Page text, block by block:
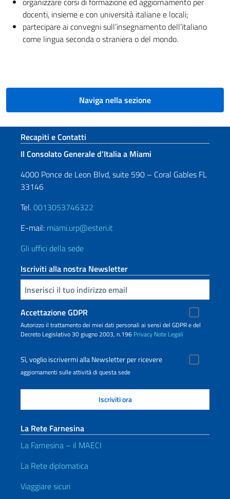
docenti, insieme e con università italiane e locali;
partecipare ai convegni sull’insegnamento dell’italiano
come lingua seconda o straniera o del mondo.
Naviga nella sezione
Sezione footer
Recapiti e Contatti
Il Consolato Generale d’Italia a Miami
4000 Ponce de Leon Blvd, suite 590 – Coral Gables FL
33146
Tel.0013053746322
E-mail: miami.urp@esteri.it
Gli uffici della sede
Iscriviti alla nostra Newsletter
Inserisci la tua email
Accettazione GDPR
Autorizzo il trattamento dei miei dati personali ai sensi del GDPR e del
Decreto Legislativo 30 giugno 2003, n.196 Privacy Note Legali
Sì, voglio iscrivermi alla Newsletter per ricevere
aggiornamenti sulle attività di questa sede
La Rete Farnesina
La Farnesina – il MAECI
La Rete diplomatica
Viaggiare sicuri